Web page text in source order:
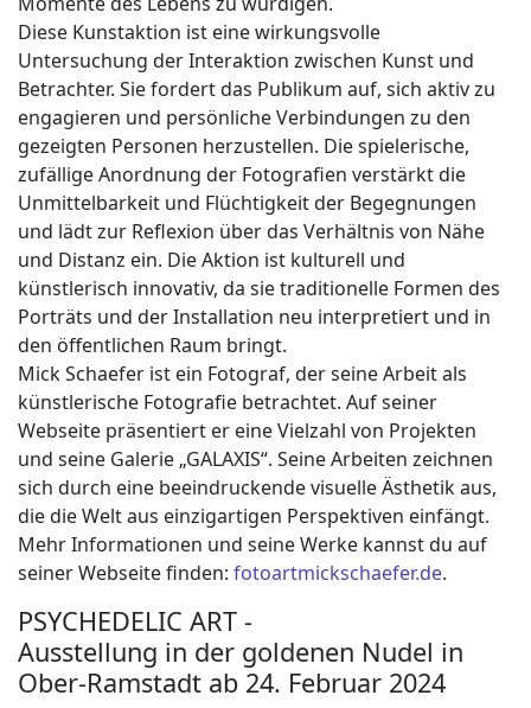
Diese Kunstaktion ist eine wirkungsvolle
Untersuchung der Interaktion zwischen Kunst und
Betrachter. Sie fordert das Publikum auf, sich aktiv zu
engagieren und persönliche Verbindungen zu den
gezeigten Personen herzustellen. Die spielerische,
zufällige Anordnung der Fotografien verstärkt die
Unmittelbarkeit und Flüchtigkeit der Begegnungen
und lädt zur Reflexion über das Verhältnis von Nähe
und Distanz ein. Die Aktion ist kulturell und
künstlerisch innovativ, da sie traditionelle Formen des
Porträts und der Installation neu interpretiert und in
den öffentlichen Raum bringt.
Mick Schaefer ist ein Fotograf, der seine Arbeit als
künstlerische Fotografie betrachtet. Auf seiner
Webseite präsentiert er eine Vielzahl von Projekten
und seine Galerie „GALAXIS“. Seine Arbeiten zeichnen
sich durch eine beeindruckende visuelle Ästhetik aus,
die die Welt aus einzigartigen Perspektiven einfängt.
Mehr Informationen und seine Werke kannst du auf
seiner Webseite finden: fotoartmickschaefer.de.
PSYCHEDELIC ART -
Ausstellung in der goldenen Nudel in
Ober-Ramstadt ab 24. Februar 2024